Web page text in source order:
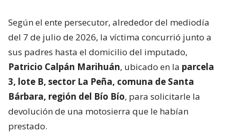
Según el ente persecutor, alrededor del mediodía
del 7 de julio de 2026, la víctima concurrió junto a
sus padres hasta el domicilio del imputado,
Patricio Calpán Marihuán, ubicado en la parcela
3, lote B, sector La Peña, comuna de Santa
Bárbara, región del Bío Bío, para solicitarle la
devolución de una motosierra que le habían
prestado.